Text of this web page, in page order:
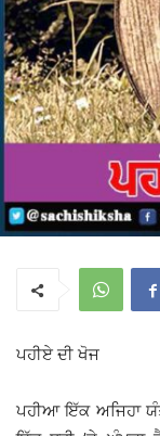
ਪਹੀਏ ਦੀ ਖੋਜ
ਪਹੀਆ ਇੱਕ ਅਜਿਹਾ